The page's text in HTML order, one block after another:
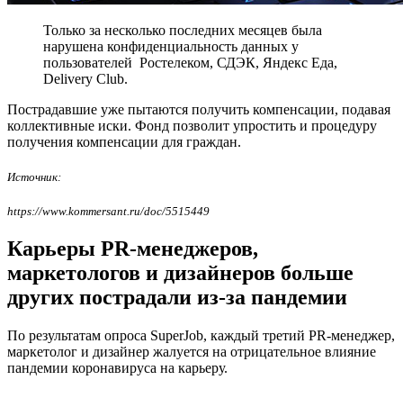
Только за несколько последних месяцев была
нарушена конфиденциальность данных у
пользователей Ростелеком, СДЭК, Яндекс Еда,
Delivery Club.
Пострадавшие уже пытаются получить компенсации, подавая
коллективные иски. Фонд позволит упростить и процедуру
получения компенсации для граждан.
Источник:
https://www.kommersant.ru/doc/5515449
Карьеры PR-менеджеров,
маркетологов и дизайнеров больше
других пострадали из-за пандемии
По результатам опроса SuperJob, каждый третий PR-менеджер,
маркетолог и дизайнер жалуется на отрицательное влияние
пандемии коронавируса на карьеру.